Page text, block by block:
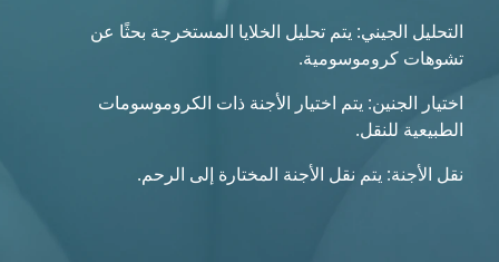
التحليل الجيني: يتم تحليل الخلايا المستخرجة بحثًا عن
تشوهات كروموسومية.
اختيار الجنين: يتم اختيار الأجنة ذات الكروموسومات
الطبيعية للنقل.
نقل الأجنة: يتم نقل الأجنة المختارة إلى الرحم.